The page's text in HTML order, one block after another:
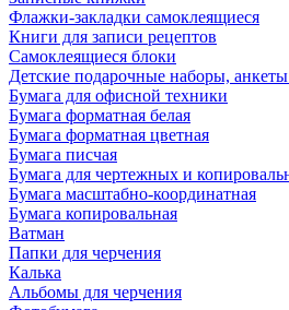
Флажки-закладки самоклеящиеся
Книги для записи рецептов
Самоклеящиеся блоки
Детские подарочные наборы,
Бумага для офисной техники
Бумага форматная белая
Бумага форматная цветная
Бумага писчая
Бумага для чертежных и
Бумага масштабно-координатная
Бумага копировальная
Ватман
Папки для черчения
Калька
Альбомы для черчения